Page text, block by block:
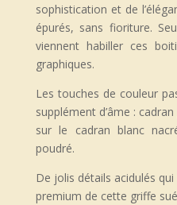
sophistication et de
épurés, sans fioriture.
viennent habiller ces
graphiques.
Les touches de couleur
supplément d’âme :
sur le cadran blanc
poudré.
De jolis détails acidulés
premium de cette griffe